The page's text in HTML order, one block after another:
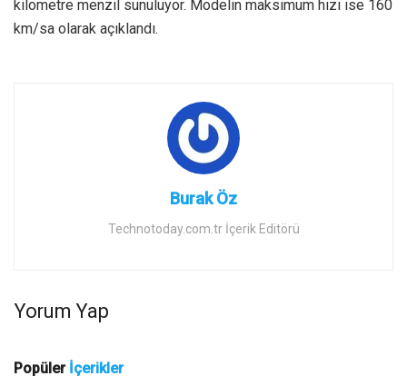
kilometre menzil sunuluyor. Modelin maksimum hızı ise 160
km/sa olarak açıklandı.
Burak Öz
Technotoday.com.tr İçerik Editörü
Yorum Yap
Popüler İçerikler